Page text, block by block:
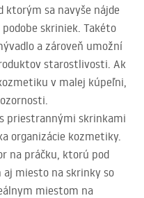
sa navyše nájde
podobe skriniek. Takéto
a zároveň umožní
starostlivosti. Ak
v malej kúpeľni,
priestrannými skrinkami
organizácie kozmetiky.
na práčku, ktorú pod
aj miesto na skrinky so
miestom na